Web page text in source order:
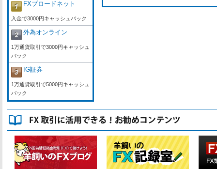
FXブロードネット
入金で3000円キャッシュバック
外為オンライン
1万通貨取引で3000円キャッシュ
バック
IG証券
1万通貨取引で5000円キャッシュ
バック